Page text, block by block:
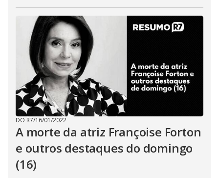
DO R7/16/01/2022
A morte da atriz Françoise Forton
e outros destaques do domingo
(16)